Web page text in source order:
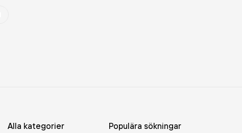
Alla kategorier
Populära sökningar